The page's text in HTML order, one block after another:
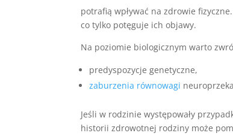
potrafią wpływać na zdrowie
co tylko potęguje ich objawy.
Na poziomie biologicznym warto
predyspozycje genetyczne,
zaburzenia równowagi
Jeśli w rodzinie występowały
historii zdrowotnej rodziny może